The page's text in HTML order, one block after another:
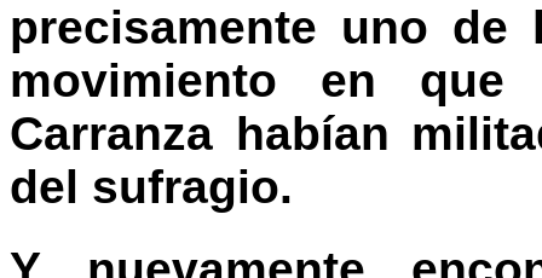
precisamente uno
movimiento en
Carranza habían
del sufragio.